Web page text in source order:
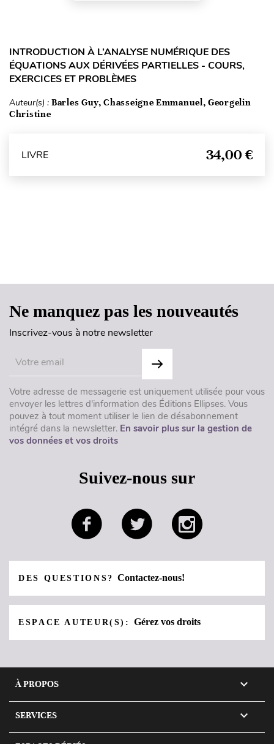
INTRODUCTION À L’ANALYSE NUMÉRIQUE DES
ÉQUATIONS AUX DÉRIVÉES PARTIELLES - COURS,
EXERCICES ET PROBLÈMES
Auteur(s) : Barles Guy, Chasseigne Emmanuel, Georgelin
Christine
LIVRE 34,00 €
Ne manquez pas les nouveautés
Inscrivez-vous à notre newsletter
Votre adresse de messagerie est uniquement utilisée pour vous
envoyer les lettres d'information des Éditions Ellipses. Vous
pouvez à tout moment utiliser le lien de désabonnement
intégré dans la newsletter. En savoir plus sur la gestion de
vos données et vos droits
Suivez-nous sur
DES QUESTIONS?Contactez-nous!
ESPACE AUTEUR(S):Gérez vos droits
À PROPOS 
SERVICES 